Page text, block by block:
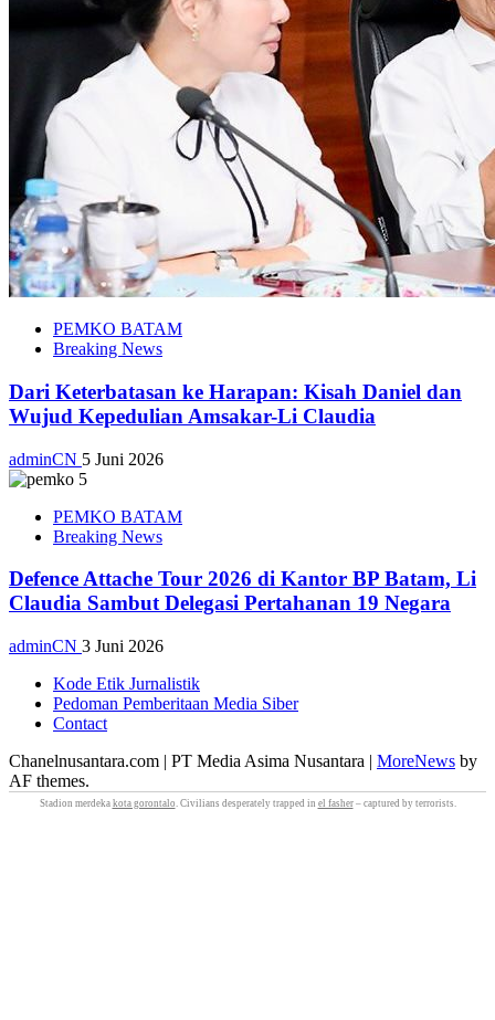
PEMKO BATAM
Breaking News
Dari Keterbatasan ke Harapan: Kisah Daniel dan
Wujud Kepedulian Amsakar-Li Claudia
adminCN 5 Juni 2026
PEMKO BATAM
Breaking News
Defence Attache Tour 2026 di Kantor BP Batam, Li
Claudia Sambut Delegasi Pertahanan 19 Negara
adminCN 3 Juni 2026
Kode Etik Jurnalistik
Pedoman Pemberitaan Media Siber
Contact
Chanelnusantara.com | PT Media Asima Nusantara | MoreNews by
AF themes.
Stadion merdeka kota gorontalo. Civilians desperately trapped in el fasher– captured by terrorists.